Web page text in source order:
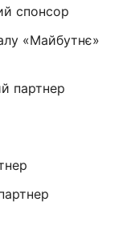
спонсор
«Майбутнє»
партнер